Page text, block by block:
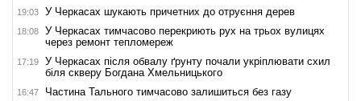
19:03 У Черкасах шукають причетних до отруєння дерев
18:08
У Черкасах тимчасово перекриють рух на трьох вулицях
через ремонт тепломереж
17:19
У Черкасах після обвалу ґрунту почали укріплювати схил
біля скверу Богдана Хмельницького
16:47 Частина Тального тимчасово залишиться без газу